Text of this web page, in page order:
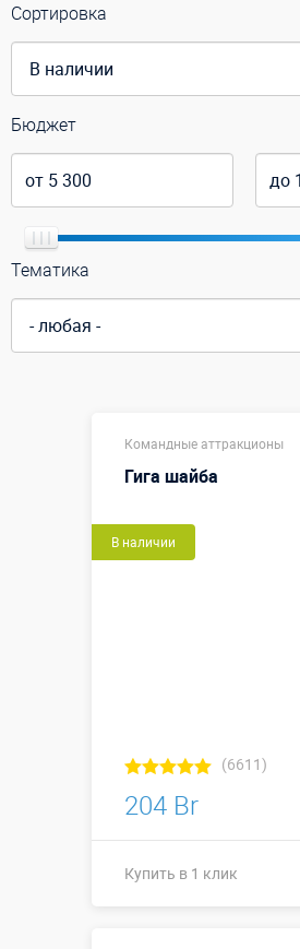
Сортировка
Бюджет
Тематика
Командные аттракционы
Гига шайба
В наличии
(6611)
204 Br
Купить в 1 клик